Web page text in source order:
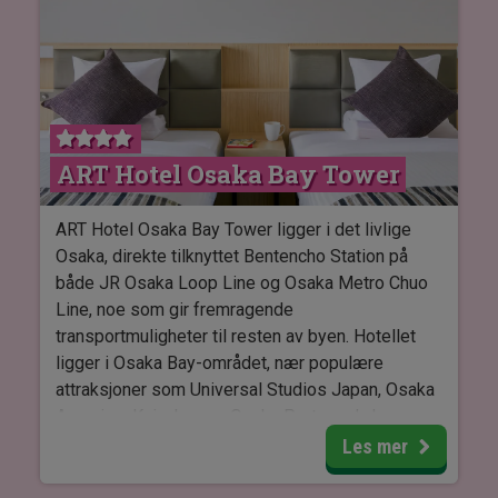
til internasjonale kjøkken.
Rommene på Hotel Gracery Osaka Namba er
moderne og komfortable med aircondition, gratis
wifi og safebox. De fås med enten dobbeltseng
eller to enkeltsenger. Alle rom har flatskjerm-TV,
kjøleskap, vannkoker og eget bad med badekar
eller dusj.
ART Hotel Osaka Bay Tower
ART Hotel Osaka Bay Tower ligger i det livlige
Osaka, direkte tilknyttet Bentencho Station på
både JR Osaka Loop Line og Osaka Metro Chuo
Line, noe som gir fremragende
transportmuligheter til resten av byen. Hotellet
ligger i Osaka Bay-området, nær populære
attraksjoner som Universal Studios Japan, Osaka
enkelt komme til shopping, sightseeing og
Les mer